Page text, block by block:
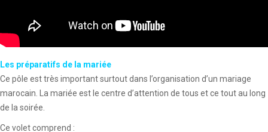
Les préparatifs de la mariée
Ce pôle est très important surtout dans l’organisation d’un mariage
marocain. La mariée est le centre d’attention de tous et ce tout au long
de la soirée.
Ce volet comprend :